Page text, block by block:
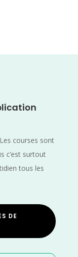
courses sont
c’est surtout
tous les
DE